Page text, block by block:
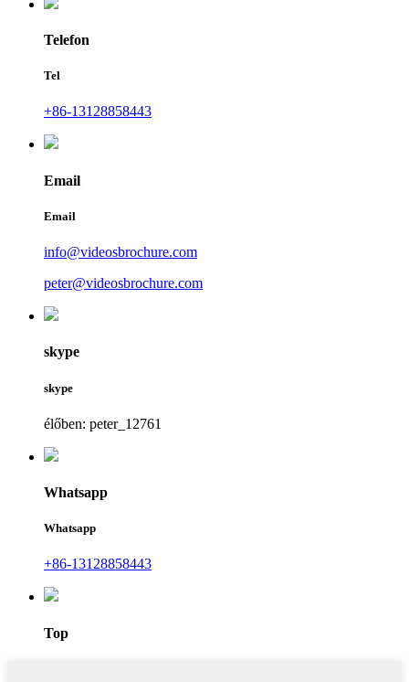
Telefon
Tel
+86-13128858443
Email
Email
info@videosbrochure.com
peter@videosbrochure.com
skype
skype
élőben: peter_12761
Whatsapp
Whatsapp
+86-13128858443
Top